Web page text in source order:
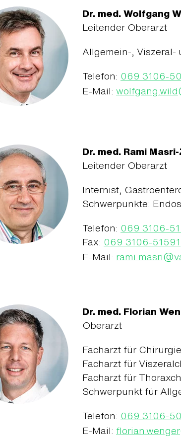
Dr. med. Wolfgang
Leitender Oberarzt
Allgemein-, Viszeral-
Telefon: 069 3106-
E-Mail: wolfgang.wild
Dr. med. Rami
Leitender Oberarzt
Internist,
Schwerpunkte:
Telefon: 069 3106-
Fax: 069 3106-51591
E-Mail: rami.masri@
Dr. med. Florian
Oberarzt
Facharzt für Chirurgie
Facharzt für
Facharzt für
Schwerpunkt für
Telefon: 069 3106-
E-Mail: florian.wenger